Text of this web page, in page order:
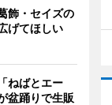
飾・セイズの
げてほしい
ねばとエー
盆踊りで生販